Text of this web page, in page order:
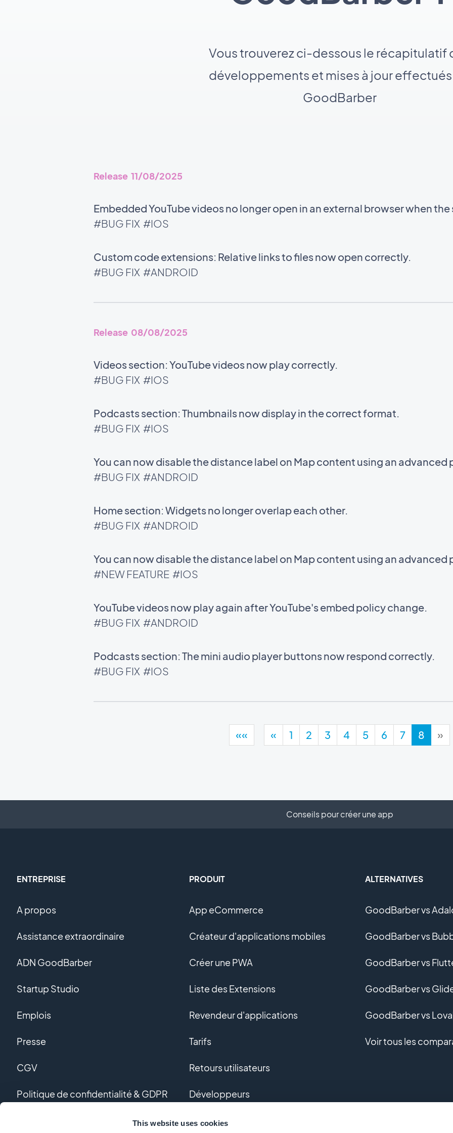
This website uses cookies
Vous trouverez ci-dessous le récapitulatif
développements et mises à jour effectués
GoodBarber
Release 11/08/2025
Embedded YouTube videos no longer open in an external browser when
#BUG FIX #IOS
Custom code extensions: Relative links to files now open correctly.
#BUG FIX #ANDROID
Release 08/08/2025
Videos section: YouTube videos now play correctly.
#BUG FIX #IOS
Podcasts section: Thumbnails now display in the correct format.
#BUG FIX #IOS
You can now disable the distance label on Map content using an advanced
#BUG FIX #ANDROID
Home section: Widgets no longer overlap each other.
#BUG FIX #ANDROID
You can now disable the distance label on Map content using an advanced
#NEW FEATURE #IOS
YouTube videos now play again after YouTube's embed policy change.
#BUG FIX #ANDROID
Podcasts section: The mini audio player buttons now respond correctly.
#BUG FIX #IOS
«« « 1 2 3 4 5 6 7 8 »
Conseils pour créer une app
ENTREPRISE
A propos
Assistance extraordinaire
ADN GoodBarber
Startup Studio
Emplois
Presse
CGV
Politique de confidentialité & GDPR
PRODUIT
App eCommerce
Créateur d'applications mobiles
Créer une PWA
Liste des Extensions
Revendeur d'applications
Tarifs
Retours utilisateurs
Développeurs
Développement sur-mesure
ALTERNATIVES
GoodBarber vs
GoodBarber vs
GoodBarber vs
GoodBarber vs
GoodBarber vs
Voir tous les